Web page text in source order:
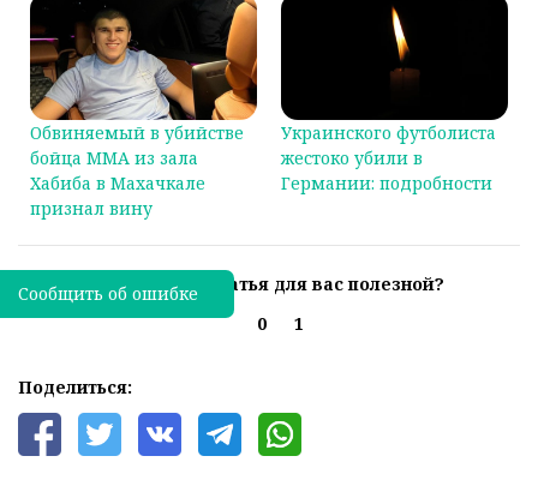
Обвиняемый в убийстве
бойца MMA из зала
Хабиба в Махачкале
признал вину
Украинского футболиста
жестоко убили в
Германии: подробности
Была ли эта статья для вас полезной?
0
1
Поделиться:
Сообщить об ошибке